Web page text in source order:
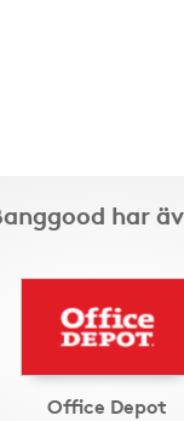
har
Office Depot